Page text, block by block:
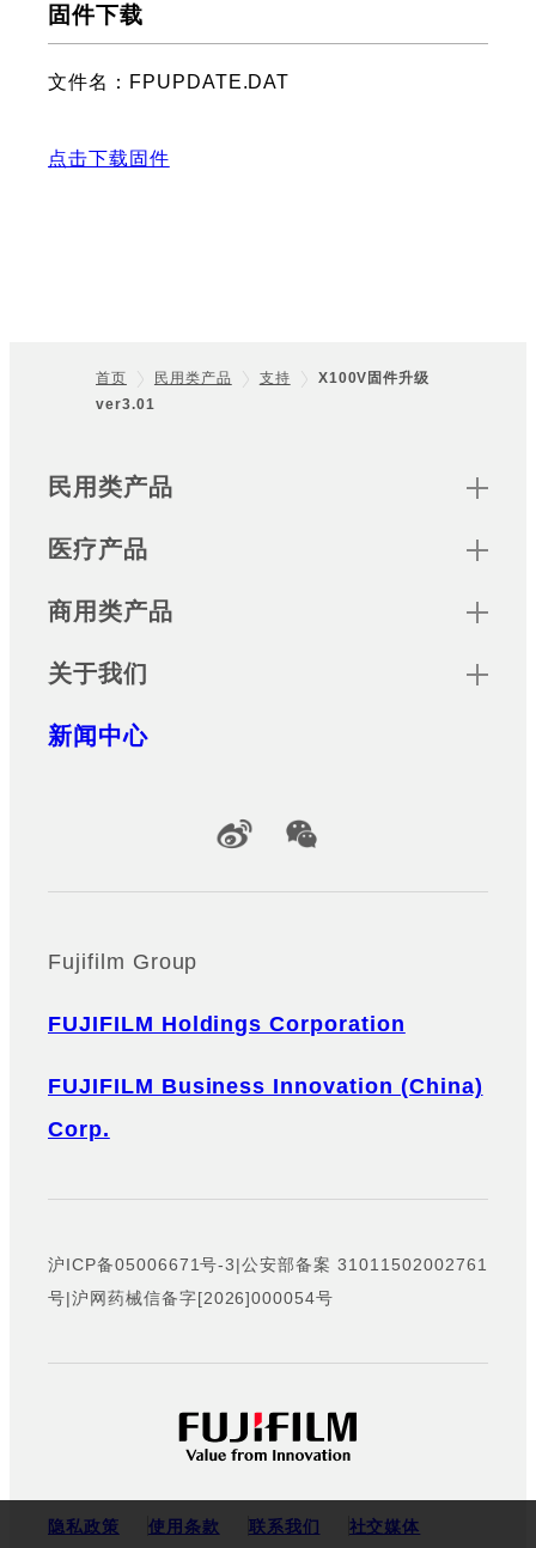
固件下载
文件名：FPUPDATE.DAT
点击下载固件
Footer
首页 民用类产品 支持
X100V固件升级
ver3.01
Sitemap
民用类产品
医疗产品
商用类产品
关于我们
新闻中心
Official Social Media Accounts
Fujifilm Group
FUJIFILM Holdings Corporation
FUJIFILM Business Innovation (China)
Corp.
沪ICP备05006671号-3|公安部备案 31011502002761
号|沪网药械信备字[2026]000054号
隐私政策 使用条款 联系我们 社交媒体